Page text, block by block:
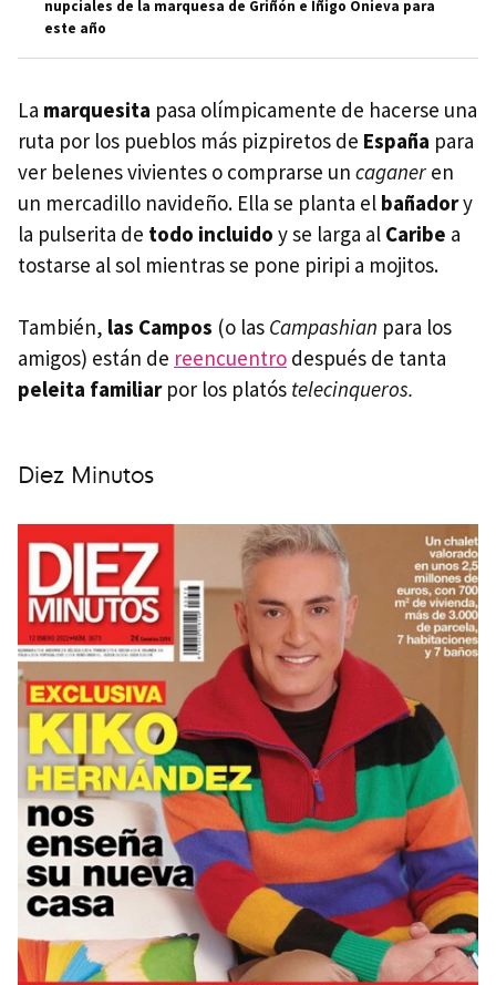
nupciales de la marquesa de Griñón e Íñigo Onieva para
este año
La marquesita pasa olímpicamente de hacerse una
ruta por los pueblos más pizpiretos de España para
ver belenes vivientes o comprarse un caganer en
un mercadillo navideño. Ella se planta el bañadory
la pulserita de todo incluido y se larga al Caribe a
tostarse al sol mientras se pone piripi a mojitos.
También, las Campos (o las Campashian para los
amigos) están de reencuentro después de tanta
peleita familiarpor los platós telecinqueros.
Diez Minutos